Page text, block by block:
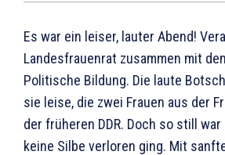
Es war ein leiser, lauter Abend!
Landesfrauenrat zusammen mit
Politische Bildung. Die laute
sie leise, die zwei Frauen aus der
der früheren DDR. Doch so still war
keine Silbe verloren ging. Mit